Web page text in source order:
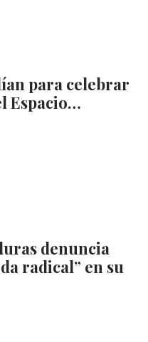
para celebrar
Espacio…
denuncia
radical” en su